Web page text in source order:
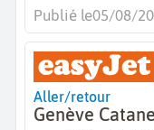
Publié le05/08/
Aller/retour
Genève